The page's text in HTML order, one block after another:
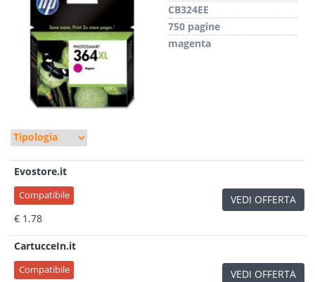
CB324EE
750 pagine
magenta
Evostore.it
Compatibile
€ 1.78
VEDI OFFERTA
CartucceIn.it
Compatibile VEDI OFFERTA